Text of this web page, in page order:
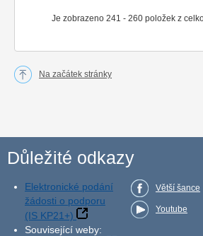
Je zobrazeno 241 - 260 položek z
Na začátek stránky
Důležité odkazy
Elektronické podání
žádosti o podporu
(IS KP21+)
Související weby:
Větší šance
Youtube